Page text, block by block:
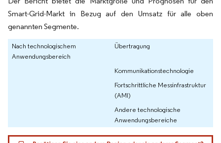
Smart-Grid-Markt in Bezug auf den Umsatz für alle oben
genannten Segmente.
Nach technologischem
Anwendungsbereich
Übertragung
Kommunikationstechnologie
Fortschrittliche Messinfrastruktur
(AMI)
Andere technologische
Anwendungsbereiche